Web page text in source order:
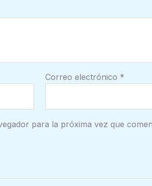
Correo electrónico *
para la próxima vez que